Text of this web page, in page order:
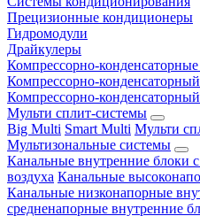
Прецизионные кондиционеры
Гидромодули
Драйкулеры
Компрессорно-
Компрессорно-
Компрессорно-
Мульти сплит-системы
Big Multi Smart Multi Мульти
Мультизональные системы
Канальные внутренние блоки
воздуха Канальные
Канальные низконапорные
средненапорные внутренние